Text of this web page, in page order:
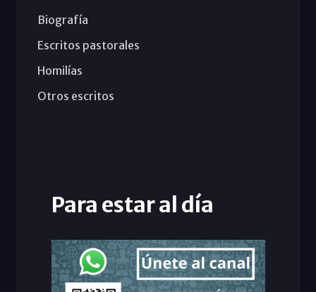
Biografía
Escritos pastorales
Homilías
Otros escritos
Para estar al día